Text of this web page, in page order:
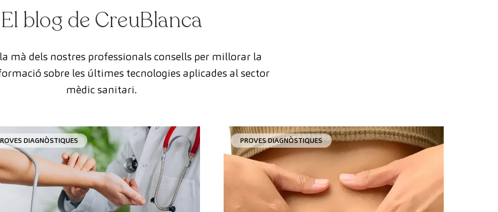
El blog de CreuBlanca
mà dels nostres professionals consells per millorar la
sobre les últimes tecnologies aplicades al sector
mèdic sanitari.
DIAGNÒSTIQUES PROVES DIAGNÒSTIQUES